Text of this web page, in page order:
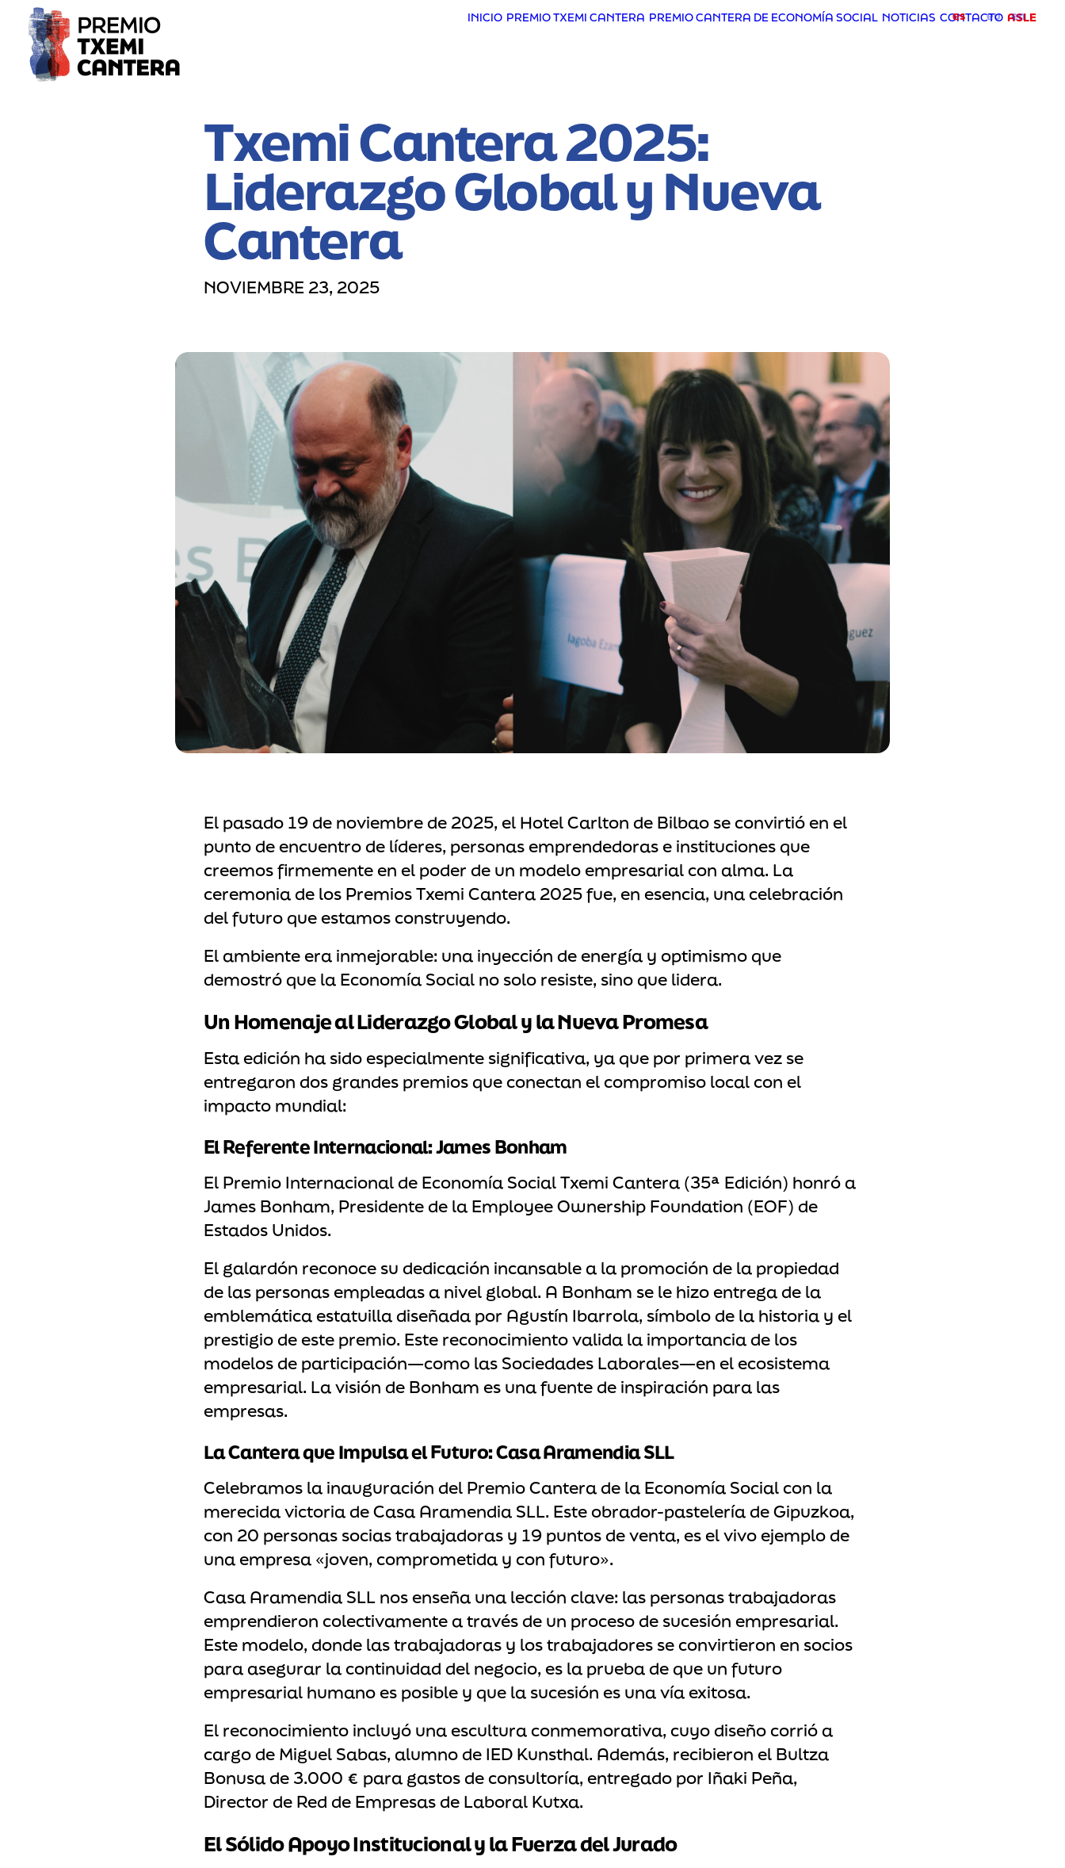
INICIO PREMIO TXEMI CANTERA PREMIO CANTERA DE ECONOMÍA SOCIAL NOTICIAS CONTACTO ASLE
eu
es en
Txemi Cantera 2025:
Liderazgo Global y Nueva
Cantera
NOVIEMBRE 23, 2025
El pasado 19 de noviembre de 2025, el Hotel Carlton de Bilbao se convirtió en el
punto de encuentro de líderes, personas emprendedoras e instituciones que
creemos firmemente en el poder de un modelo empresarial con alma. La
ceremonia de los Premios Txemi Cantera 2025 fue, en esencia, una celebración
del futuro que estamos construyendo.
El ambiente era inmejorable: una inyección de energía y optimismo que
demostró que la Economía Social no solo resiste, sino que lidera.
Un Homenaje al Liderazgo Global y la Nueva Promesa
Esta edición ha sido especialmente significativa, ya que por primera vez se
entregaron dos grandes premios que conectan el compromiso local con el
impacto mundial:
El Referente Internacional: James Bonham
El Premio Internacional de Economía Social Txemi Cantera (35ª Edición) honró a
James Bonham, Presidente de la Employee Ownership Foundation (EOF) de
Estados Unidos.
El galardón reconoce su dedicación incansable a la promoción de la propiedad
de las personas empleadas a nivel global. A Bonham se le hizo entrega de la
emblemática estatuilla diseñada por Agustín Ibarrola, símbolo de la historia y el
prestigio de este premio. Este reconocimiento valida la importancia de los
modelos de participación—como las Sociedades Laborales—en el ecosistema
empresarial. La visión de Bonham es una fuente de inspiración para las
empresas.
La Cantera que Impulsa el Futuro: Casa Aramendia SLL
Celebramos la inauguración del Premio Cantera de la Economía Social con la
merecida victoria de Casa Aramendia SLL. Este obrador-pastelería de Gipuzkoa,
con 20 personas socias trabajadoras y 19 puntos de venta, es el vivo ejemplo de
una empresa «joven, comprometida y con futuro».
Casa Aramendia SLL nos enseña una lección clave: las personas trabajadoras
emprendieron colectivamente a través de un proceso de sucesión empresarial.
Este modelo, donde las trabajadoras y los trabajadores se convirtieron en socios
para asegurar la continuidad del negocio, es la prueba de que un futuro
empresarial humano es posible y que la sucesión es una vía exitosa.
El reconocimiento incluyó una escultura conmemorativa, cuyo diseño corrió a
cargo de Miguel Sabas, alumno de IED Kunsthal. Además, recibieron el Bultza
Bonusa de 3.000 € para gastos de consultoría, entregado por Iñaki Peña,
Director de Red de Empresas de Laboral Kutxa.
El Sólido Apoyo Institucional y la Fuerza del Jurado